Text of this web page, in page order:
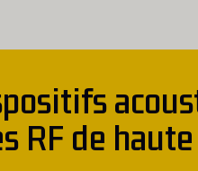
RF de